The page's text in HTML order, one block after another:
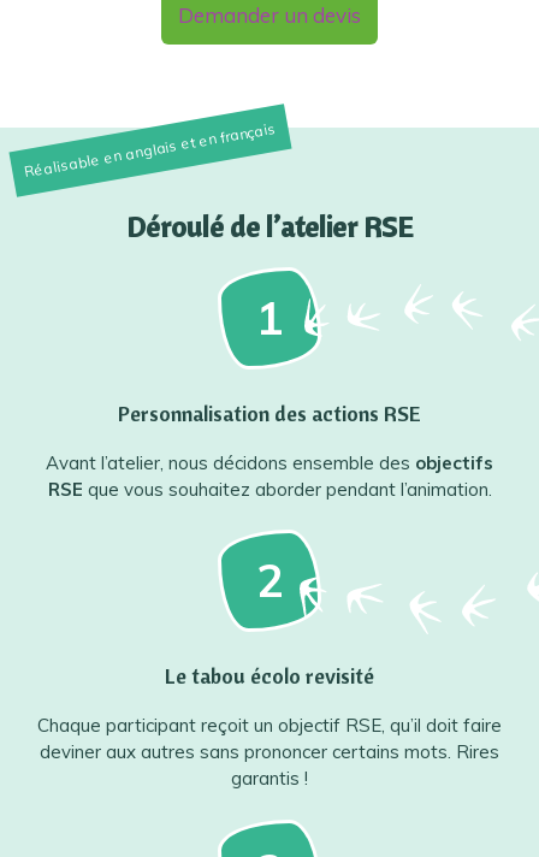
Demander un devis
Déroulé de l’atelier RSE
1
Personnalisation des actions RSE
Avant l’atelier, nous décidons ensemble des objectifs
RSE que vous souhaitez aborder pendant l’animation.
2
Le tabou écolo revisité
Chaque participant reçoit un objectif RSE, qu’il doit faire
deviner aux autres sans prononcer certains mots. Rires
garantis !